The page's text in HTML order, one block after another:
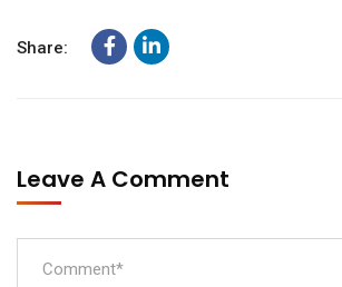
Share:
Leave A Comment